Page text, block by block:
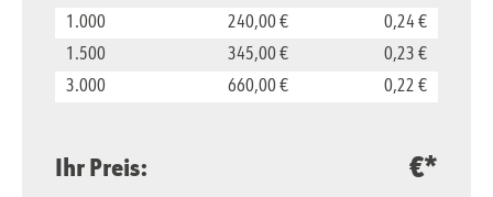
1.000
240,00 €
0,24 €
1.500
345,00 €
0,23 €
3.000
660,00 € 0,22 €
Ihr Preis: €*